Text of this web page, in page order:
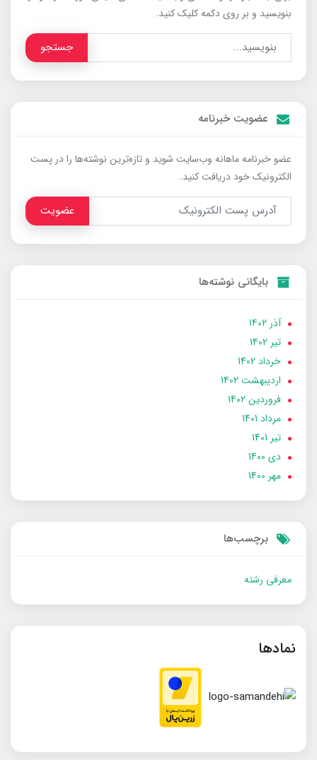
بنویسید و بر روی دکمه کلیک کنید.
جستجو
عضویت خبرنامه
عضو خبرنامه ماهانه وب‌سایت شوید و تازه‌ترین نوشته‌ها را در پست
الکترونیک خود دریافت کنید.
عضویت
بایگانی نوشته‌ها
آذر 1402
تير 1402
خرداد 1402
ارديبهشت 1402
فروردین 1402
مرداد 1401
تير 1401
دی 1400
مهر 1400
برچسب‌ها
معرفی رشته
نمادها